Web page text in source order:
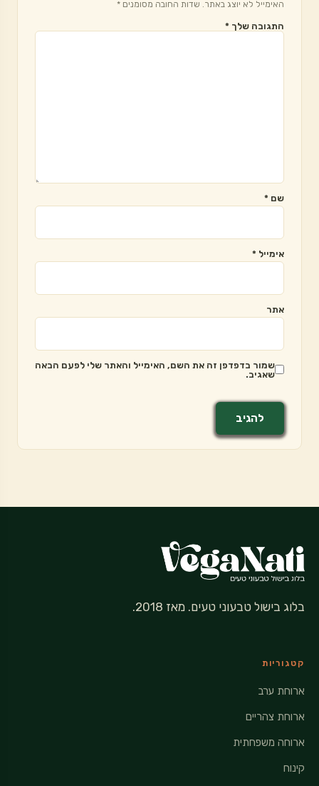
האימייל לא יוצג באתר. שדות החובה מסומנים *
התגובה שלך *
שם *
אימייל *
אתר
שמור בדפדפן זה את השם, האימייל והאתר שלי לפעם הבאה
שאגיב.
בלוג בישול טבעוני טעים. מאז 2018.
קטגוריות
ארוחת ערב
ארוחת צהריים
ארוחה משפחתית
קינוח